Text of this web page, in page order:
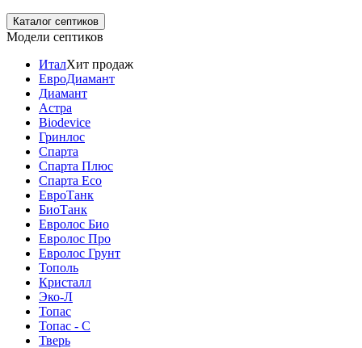
Каталог септиков
Модели септиков
ИталХит продаж
ЕвроДиамант
Диамант
Астра
Biodevice
Гринлос
Спарта
Спарта Плюс
Спарта Eco
ЕвроТанк
БиоТанк
Евролос Био
Евролос Про
Евролос Грунт
Тополь
Кристалл
Эко-Л
Топас
Топас - С
Тверь